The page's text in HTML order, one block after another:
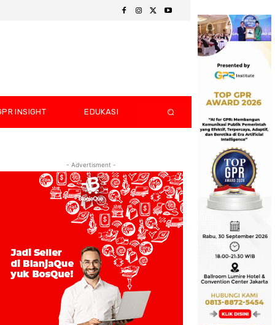
INSIGHT EDUKASI
- Advertisment -